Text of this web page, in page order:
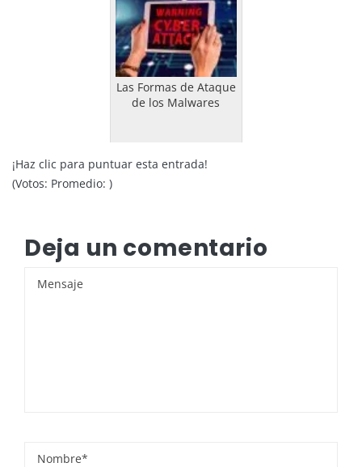
Las Formas de Ataque
de los Malwares
¡Haz clic para puntuar esta entrada!
(Votos: Promedio: )
Deja un comentario